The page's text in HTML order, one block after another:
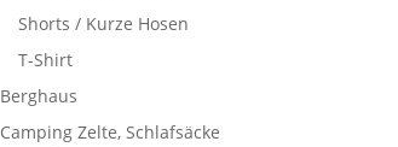
Shorts / Kurze Hosen
T-Shirt
Berghaus
Camping Zelte, Schlafsäcke